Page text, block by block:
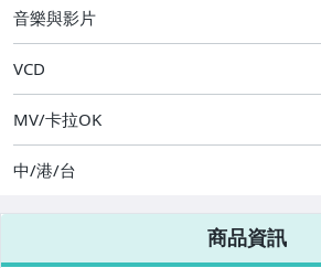
音樂與影片
VCD
MV/卡拉OK
中/港/台
商品資訊